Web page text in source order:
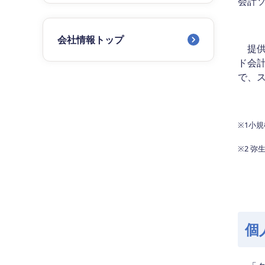
提
ド会
で、
※1小規
※2 弥
個
会社情報トップ